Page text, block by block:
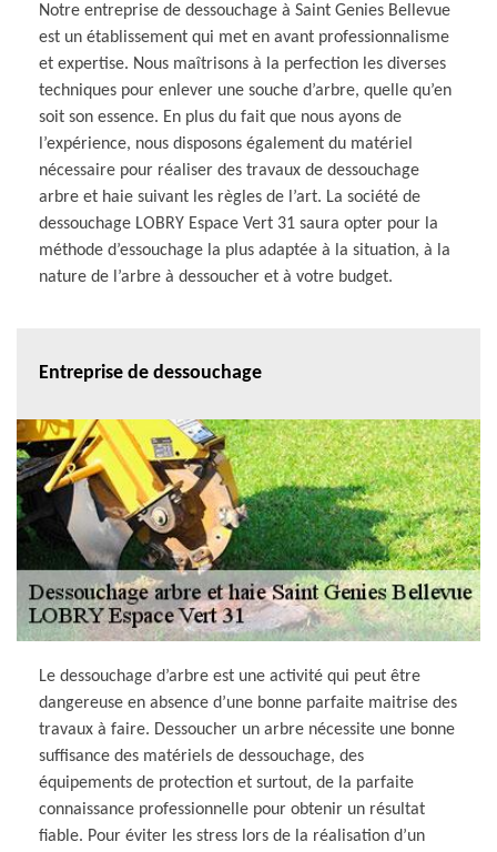
Notre entreprise de dessouchage à Saint Genies Bellevue
est un établissement qui met en avant professionnalisme
et expertise. Nous maîtrisons à la perfection les diverses
techniques pour enlever une souche d’arbre, quelle qu’en
soit son essence. En plus du fait que nous ayons de
l’expérience, nous disposons également du matériel
nécessaire pour réaliser des travaux de dessouchage
arbre et haie suivant les règles de l’art. La société de
dessouchage LOBRY Espace Vert 31 saura opter pour la
méthode d’essouchage la plus adaptée à la situation, à la
nature de l’arbre à dessoucher et à votre budget.
Entreprise de dessouchage
Le dessouchage d’arbre est une activité qui peut être
dangereuse en absence d’une bonne parfaite maitrise des
travaux à faire. Dessoucher un arbre nécessite une bonne
suffisance des matériels de dessouchage, des
équipements de protection et surtout, de la parfaite
connaissance professionnelle pour obtenir un résultat
fiable. Pour éviter les stress lors de la réalisation d’un